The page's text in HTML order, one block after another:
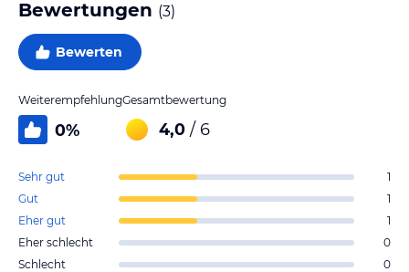
Bewertungen (3)
Bewerten
Weiterempfehlung
0%
Gesamtbewertung
4,0 / 6
Sehr gut
1
Gut
1
Eher gut
1
Eher schlecht
0
Schlecht
0